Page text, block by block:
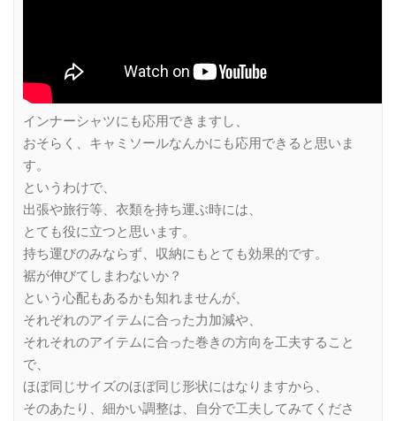
インナーシャツにも応用できますし、
おそらく、キャミソールなんかにも応用できると思いま
す。
というわけで、
出張や旅行等、衣類を持ち運ぶ時には、
とても役に立つと思います。
持ち運びのみならず、収納にもとても効果的です。
裾が伸びてしまわないか？
という心配もあるかも知れませんが、
それぞれのアイテムに合った力加減や、
それそれのアイテムに合った巻きの方向を工夫すること
で、
ほぼ同じサイズのほぼ同じ形状にはなりますから、
そのあたり、細かい調整は、自分で工夫してみてくださ